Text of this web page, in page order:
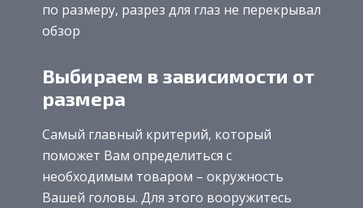
по размеру, разрез для глаз не перекрывал
обзор
Выбираем в зависимости от
размера
Самый главный критерий, который
поможет Вам определиться с
необходимым товаром – окружность
Вашей головы. Для этого вооружитесь